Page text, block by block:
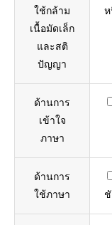
ใช้กล้าม
เนื้อมัดเล็ก
และสติ
ปัญญา
ห
ด้านการ
เข้าใจ
ภาษา
ด้านการ
ใช้ภาษา